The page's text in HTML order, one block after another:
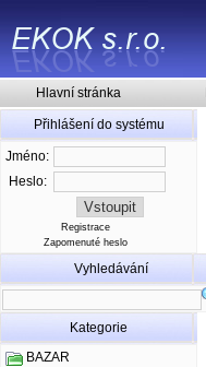
Hlavní stránka
Přihlášení do systému
Jméno:
Heslo:
Registrace
Zapomenuté heslo
Vyhledávání
Kategorie
BAZAR